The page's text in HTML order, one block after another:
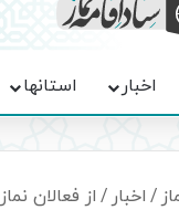
اخبار استانها
/ اخبار / از فعالان